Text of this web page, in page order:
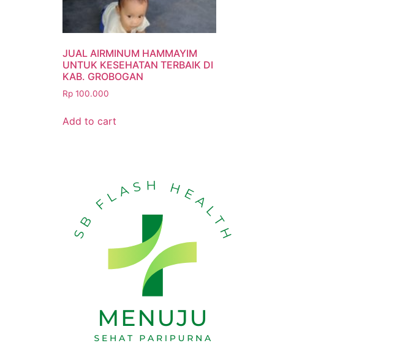
JUAL AIRMINUM HAMMAYIM
UNTUK KESEHATAN TERBAIK DI
KAB. GROBOGAN
Rp 100.000
Add to cart